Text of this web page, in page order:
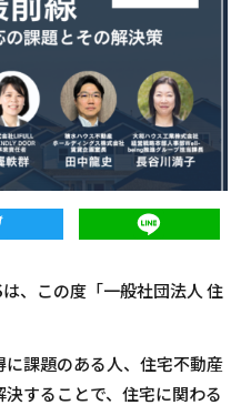
、この度「一般社団法人 住
課題のある人、住宅不動産
することで、住宅に関わる